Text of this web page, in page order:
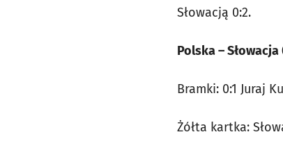
Słowacją 0:2.
Polska – Słowacja
Bramki: 0:1 Juraj
Żółta kartka: